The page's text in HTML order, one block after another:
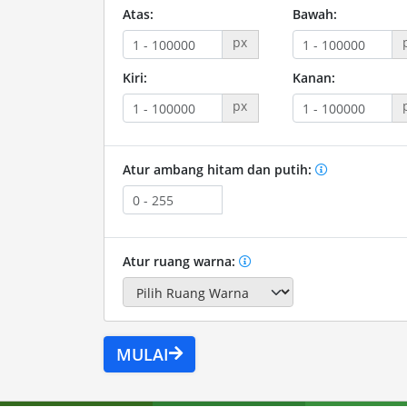
Atas:
px
Bawah:
Kiri:
px
Kanan:
Atur ambang hitam dan putih:
Atur ruang warna:
MULAI